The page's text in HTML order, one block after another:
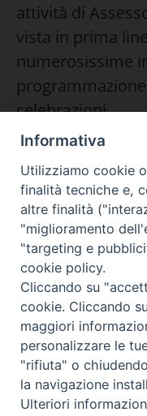
attività di
vista in prima
numerosissime
celebrazioni.
Palio del Ticino
Città come
Cinema al
piazze della città
Festival del
MOGOL
Ticinum Festival
Informativa
Utilizziamo cookie
finalità tecniche e,
altre finalità
"miglioramento
"targeting e
cookie policy.
Cliccando su
cookie. Cliccando
maggiori
personalizzare le
"rifiuta" o
la navigazione
Ulteriori